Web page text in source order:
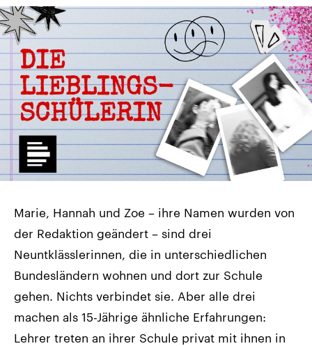
Marie, Hannah und Zoe – ihre Namen wurden von
der Redaktion geändert – sind drei
Neuntklässlerinnen, die in unterschiedlichen
Bundesländern wohnen und dort zur Schule
gehen. Nichts verbindet sie. Aber alle drei
machen als 15-Jährige ähnliche Erfahrungen:
Lehrer treten an ihrer Schule privat mit ihnen in